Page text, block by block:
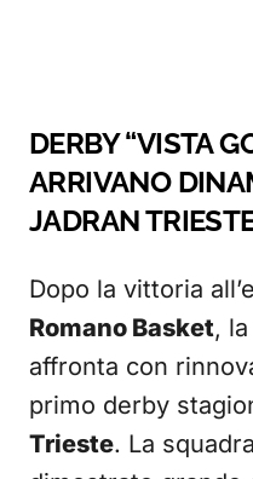
DERBY “VISTA
ARRIVANO
JADRAN
Dopo la vittoria
Romano Basket, la
affronta con
primo derby
Trieste. La